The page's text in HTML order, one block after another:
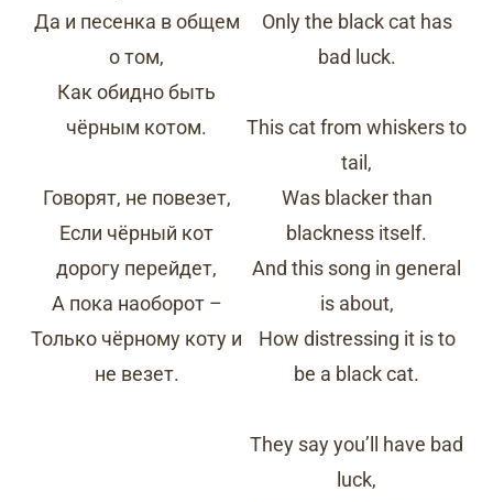
Да и песенка в общем
о том,
Как обидно быть
чёрным котом.
Говорят, не повезет,
Если чёрный кот
дорогу перейдет,
А пока наоборот –
Только чёрному коту и
не везет.
Only the black cat has
bad luck.
This cat from whiskers to
tail,
Was blacker than
blackness itself.
And this song in general
is about,
How distressing it is to
be a black cat.
They say you’ll have bad
luck,